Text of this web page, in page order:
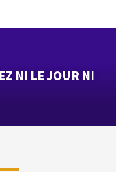
NI LE JOUR NI